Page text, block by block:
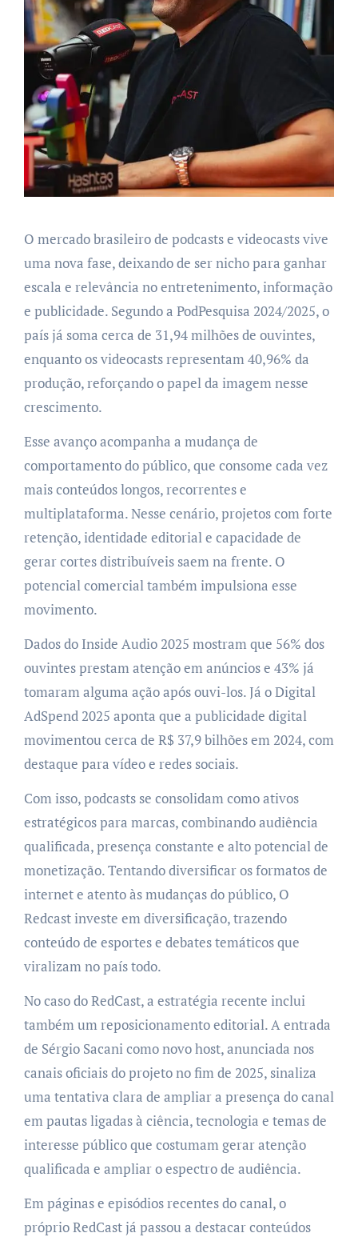
O mercado brasileiro de podcasts e videocasts vive
uma nova fase, deixando de ser nicho para ganhar
escala e relevância no entretenimento, informação
e publicidade. Segundo a PodPesquisa 2024/2025, o
país já soma cerca de 31,94 milhões de ouvintes,
enquanto os videocasts representam 40,96% da
produção, reforçando o papel da imagem nesse
crescimento.
Esse avanço acompanha a mudança de
comportamento do público, que consome cada vez
mais conteúdos longos, recorrentes e
multiplataforma. Nesse cenário, projetos com forte
retenção, identidade editorial e capacidade de
gerar cortes distribuíveis saem na frente. O
potencial comercial também impulsiona esse
movimento.
Dados do Inside Audio 2025 mostram que 56% dos
ouvintes prestam atenção em anúncios e 43% já
tomaram alguma ação após ouvi-los. Já o Digital
AdSpend 2025 aponta que a publicidade digital
movimentou cerca de R$ 37,9 bilhões em 2024, com
destaque para vídeo e redes sociais.
Com isso, podcasts se consolidam como ativos
estratégicos para marcas, combinando audiência
qualificada, presença constante e alto potencial de
monetização. Tentando diversificar os formatos de
internet e atento às mudanças do público, O
Redcast investe em diversificação, trazendo
conteúdo de esportes e debates temáticos que
viralizam no país todo.
No caso do RedCast, a estratégia recente inclui
também um reposicionamento editorial. A entrada
de Sérgio Sacani como novo host, anunciada nos
canais oficiais do projeto no fim de 2025, sinaliza
uma tentativa clara de ampliar a presença do canal
em pautas ligadas à ciência, tecnologia e temas de
interesse público que costumam gerar atenção
qualificada e ampliar o espectro de audiência.
Em páginas e episódios recentes do canal, o
próprio RedCast já passou a destacar conteúdos